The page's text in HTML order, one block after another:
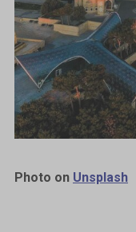
Photo on Unsplash